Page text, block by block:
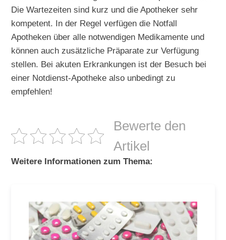
Die Wartezeiten sind kurz und die Apotheker sehr
kompetent. In der Regel verfügen die Notfall
Apotheken über alle notwendigen Medikamente und
können auch zusätzliche Präparate zur Verfügung
stellen. Bei akuten Erkrankungen ist der Besuch bei
einer Notdienst-Apotheke also unbedingt zu
empfehlen!
Bewerte den
Artikel
Weitere Informationen zum Thema: